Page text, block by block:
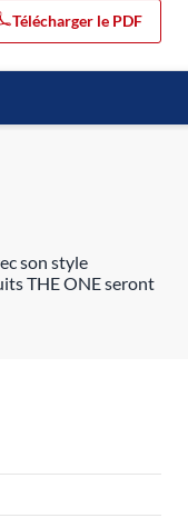
Télécharger le PDF
son style
THE ONE seront